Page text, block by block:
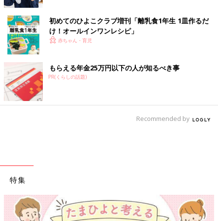
初めてのひよこクラブ増刊「離乳食1年生 1皿作るだ
け！オールインワン​レシピ」
赤ちゃん・育児
もらえる年金25万円以下の人が知るべき事
PR(くらしの話題)
Recommended by
特集